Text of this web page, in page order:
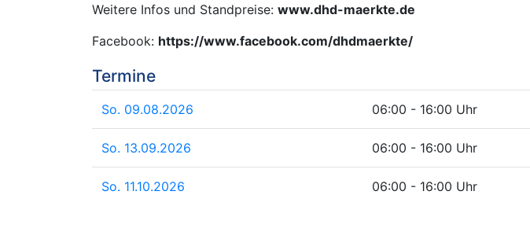
Weitere Infos und Standpreise: www.dhd-maerkte.de
Facebook: https://www.facebook.com/dhdmaerkte/
Termine
So. 09.08.2026 06:00 - 16:00 Uhr
So. 13.09.2026 06:00 - 16:00 Uhr
So. 11.10.2026 06:00 - 16:00 Uhr